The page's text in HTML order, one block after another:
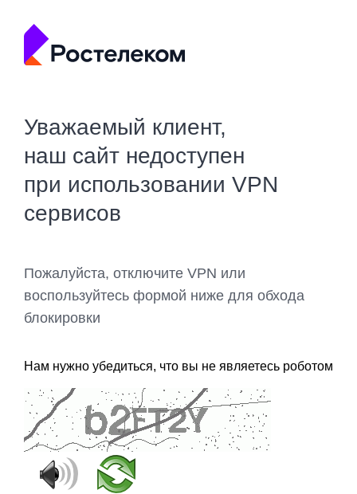
Уважаемый клиент,
наш сайт недоступен
при использовании VPN
сервисов
Пожалуйста, отключите VPN или
воспользуйтесь формой ниже для обхода
блокировки
Нам нужно убедиться, что вы не являетесь роботом